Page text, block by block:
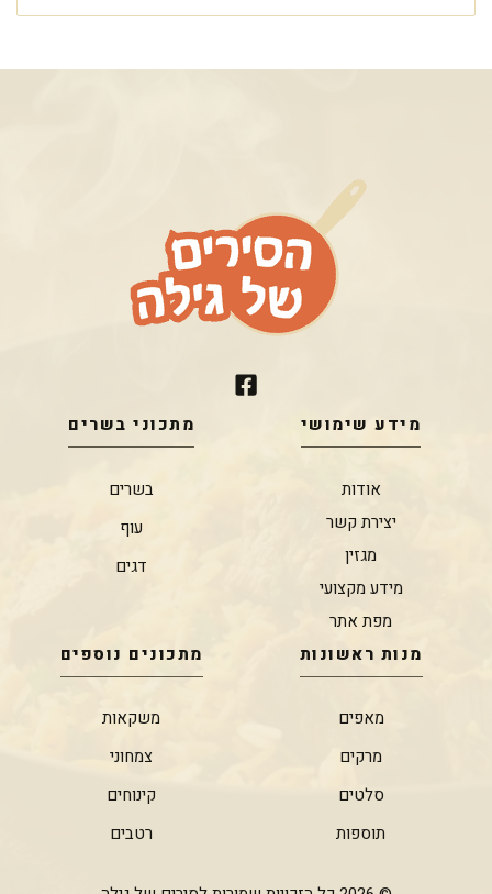
מידע שימושי
אודות
יצירת קשר
מגזין
מידע מקצועי
מפת אתר
מתכוני בשרים
בשרים
עוף
דגים
מנות ראשונות
מאפים
מרקים
סלטים
תוספות
מתכונים נוספים
משקאות
צמחוני
קינוחים
רטבים